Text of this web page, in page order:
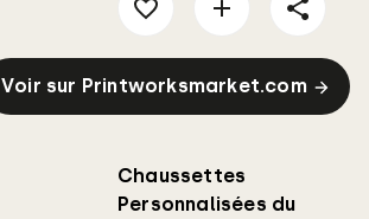
Voir sur Printworksmarket.com
Chaussettes
Personnalisées du